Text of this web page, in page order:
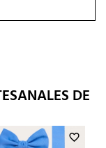
DE
favorite_border